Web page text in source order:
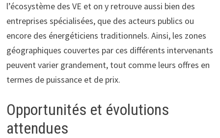
l’écosystème des VE et on y retrouve aussi bien des
entreprises spécialisées, que des acteurs publics ou
encore des énergéticiens traditionnels. Ainsi, les zones
géographiques couvertes par ces différents intervenants
peuvent varier grandement, tout comme leurs offres en
termes de puissance et de prix.
Opportunités et évolutions
attendues